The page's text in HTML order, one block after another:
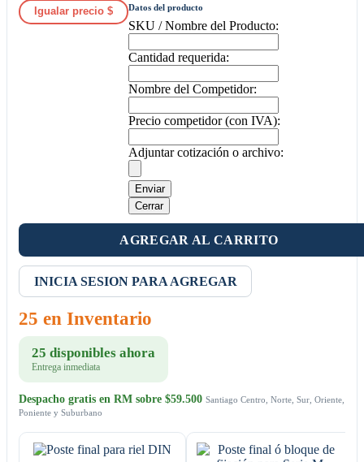
Igualar precio $ Datos del producto
SKU / Nombre del Producto:
Cantidad requerida:
Nombre del Competidor:
Precio competidor (con IVA):
Adjuntar cotización o archivo:
Enviar
Cerrar
AGREGAR AL CARRITO
INICIA SESION PARA AGREGAR
25 en Inventario
25 disponibles ahora
Entrega inmediata
Despacho gratis en RM sobre $59.500 Santiago Centro, Norte, Sur, Oriente,
Poniente y Suburbano